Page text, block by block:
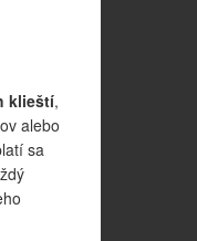
klieští,
alebo
sa